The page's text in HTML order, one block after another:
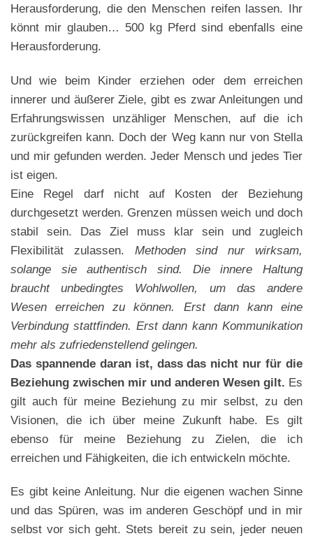
Herausforderung, die den Menschen reifen lassen. Ihr
könnt mir glauben… 500 kg Pferd sind ebenfalls eine
Herausforderung.
Und wie beim Kinder erziehen oder dem erreichen
innerer und äußerer Ziele, gibt es zwar Anleitungen und
Erfahrungswissen unzähliger Menschen, auf die ich
zurückgreifen kann. Doch der Weg kann nur von Stella
und mir gefunden werden. Jeder Mensch und jedes Tier
ist eigen.
Eine Regel darf nicht auf Kosten der Beziehung
durchgesetzt werden. Grenzen müssen weich und doch
stabil sein. Das Ziel muss klar sein und zugleich
Flexibilität zulassen. Methoden sind nur wirksam,
solange sie authentisch sind. Die innere Haltung
braucht unbedingtes Wohlwollen, um das andere
Wesen erreichen zu können. Erst dann kann eine
Verbindung stattfinden. Erst dann kann Kommunikation
mehr als zufriedenstellend gelingen.
Das spannende daran ist, dass das nicht nur für die
Beziehung zwischen mir und anderen Wesen gilt. Es
gilt auch für meine Beziehung zu mir selbst, zu den
Visionen, die ich über meine Zukunft habe. Es gilt
ebenso für meine Beziehung zu Zielen, die ich
erreichen und Fähigkeiten, die ich entwickeln möchte.
Es gibt keine Anleitung. Nur die eigenen wachen Sinne
und das Spüren, was im anderen Geschöpf und in mir
selbst vor sich geht. Stets bereit zu sein, jeder neuen